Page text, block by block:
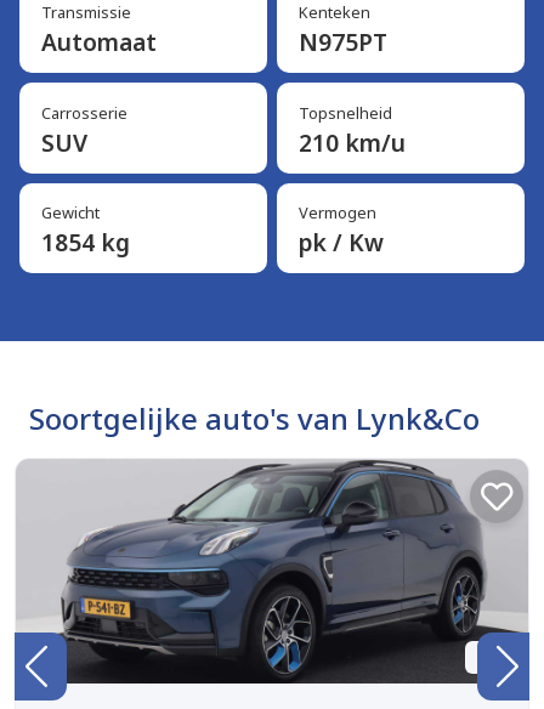
Transmissie
Automaat
Kenteken
N975PT
Carrosserie
SUV
Topsnelheid
210 km/u
Gewicht
1854 kg
Vermogen
pk / Kw
Soortgelijke auto's van Lynk&Co
BTW